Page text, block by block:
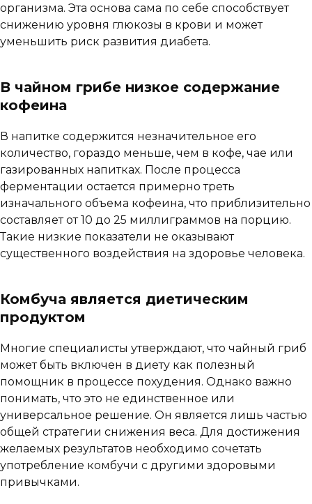
организма. Эта основа сама по себе способствует
снижению уровня глюкозы в крови и может
уменьшить риск развития диабета.
В чайном грибе низкое содержание
кофеина
В напитке содержится незначительное его
количество, гораздо меньше, чем в кофе, чае или
газированных напитках. После процесса
ферментации остается примерно треть
изначального объема кофеина, что приблизительно
составляет от 10 до 25 миллиграммов на порцию.
Такие низкие показатели не оказывают
существенного воздействия на здоровье человека.
Комбуча является диетическим
продуктом
Многие специалисты утверждают, что чайный гриб
может быть включен в диету как полезный
помощник в процессе похудения. Однако важно
понимать, что это не единственное или
универсальное решение. Он является лишь частью
общей стратегии снижения веса. Для достижения
желаемых результатов необходимо сочетать
употребление комбучи с другими здоровыми
привычками.